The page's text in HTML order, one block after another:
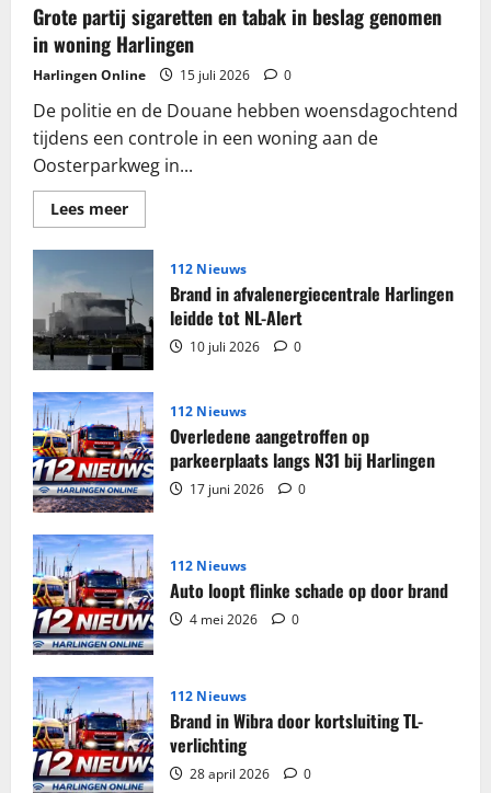
Grote partij sigaretten en tabak in beslag genomen
in woning Harlingen
Harlingen Online 15 juli 2026 0
De politie en de Douane hebben woensdagochtend
tijdens een controle in een woning aan de
Oosterparkweg in...
Lees meerLees
meer
Grote
sigaretten
en
tabak
in
beslag
genomen
in
woning
Harlingen
112 Nieuws
Brand in afvalenergiecentrale Harlingen
leidde tot NL-Alert
10 juli 2026 0
112 Nieuws
Overledene aangetroffen op
parkeerplaats langs N31 bij Harlingen
17 juni 2026 0
112 Nieuws
Auto loopt flinke schade op door brand
4 mei 2026 0
112 Nieuws
Brand in Wibra door kortsluiting TL-
verlichting
28 april 2026 0